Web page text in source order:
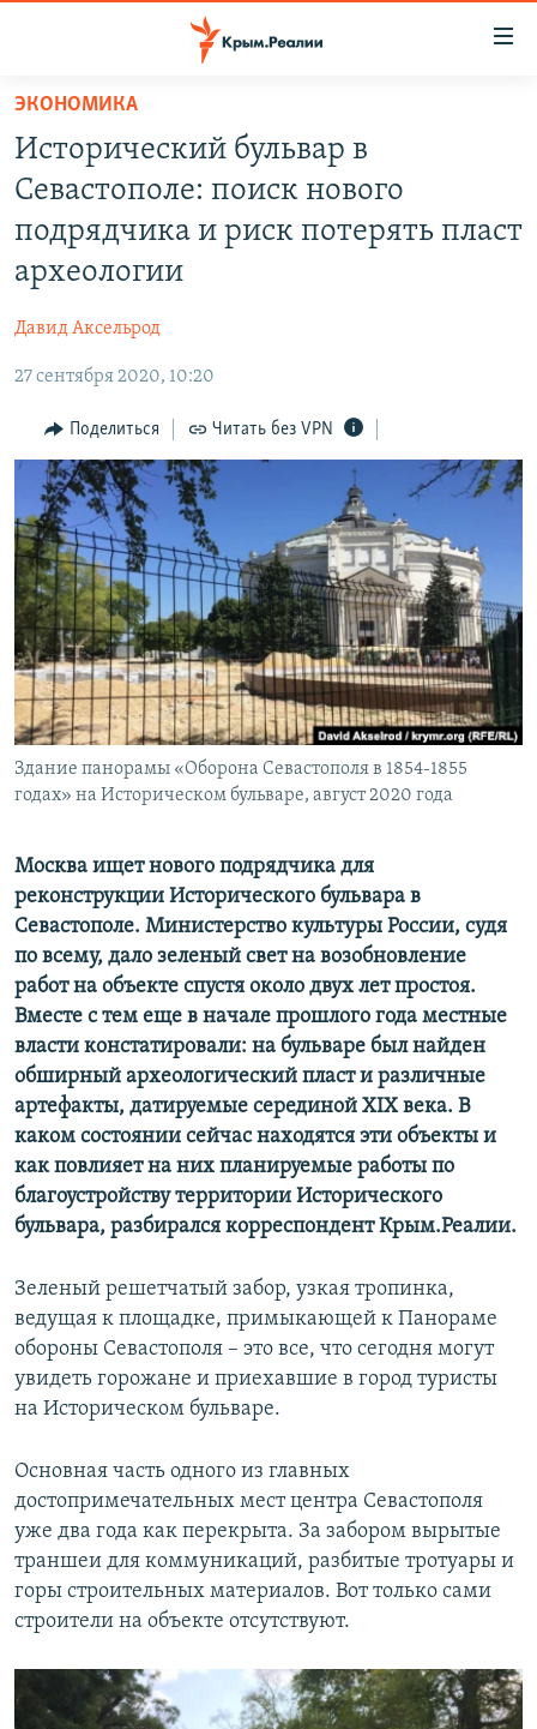
Вернуться
основному
содержанию
главной
Вернутся
СПЕЦПРОЕКТЫ
ИНТЕРАКТИВ
ИНФОГРАФИКА
ТЕЛЕПРОЕКТ КРЫМ.РЕАЛИИ
СОВЕТЫ ПРАВОЗАЩИТНИКОВ
ПРОПАВШИЕ БЕЗ ВЕСТИ
ПОБЕДИТЕЛЕЙ НЕ СУДЯТ?
КРЫМ.НЕПОКОРЕННЫЙ
ELIFBE
УКРАИНСКАЯ ПРОБЛЕМА КРЫМА
РАДІО СВОБОДА
КАК ОБОЙТИ БЛОКИРОВКУ
Qırımtatar
ПРИСОЕДИНЯЙТЕСЬ!
Все сайты RFE/RL
ЭКОНОМИКА
Исторический бульвар в
Севастополе: поиск нового
подрядчика и риск потерять пласт
археологии
Давид Аксельрод
27 сентября 2020, 10:20
Поделиться Читать без VPN
Здание панорамы «Оборона Севастополя в 1854-1855
годах» на Историческом бульваре, август 2020 года
Москва ищет нового подрядчика для
реконструкции Исторического бульвара в
Севастополе. Министерство культуры России, судя
по всему, дало зеленый свет на возобновление
работ на объекте спустя около двух лет простоя.
Вместе с тем еще в начале прошлого года местные
власти констатировали: на бульваре был найден
обширный археологический пласт и различные
артефакты, датируемые серединой XIX века. В
каком состоянии сейчас находятся эти объекты и
как повлияет на них планируемые работы по
благоустройству территории Исторического
бульвара, разбирался корреспондент Крым.Реалии.
Зеленый решетчатый забор, узкая тропинка,
ведущая к площадке, примыкающей к Панораме
обороны Севастополя – это все, что сегодня могут
увидеть горожане и приехавшие в город туристы
на Историческом бульваре.
Основная часть одного из главных
достопримечательных мест центра Севастополя
уже два года как перекрыта. За забором вырытые
траншеи для коммуникаций, разбитые тротуары и
горы строительных материалов. Вот только сами
строители на объекте отсутствуют.